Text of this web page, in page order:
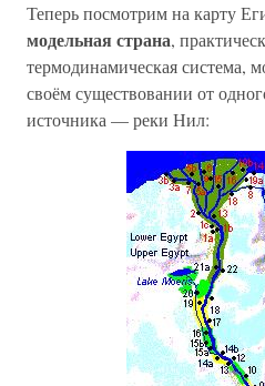
Теперь посмотрим на карту
модельная страна,
термодинамическая система,
своём существовании от
источника — реки Нил: